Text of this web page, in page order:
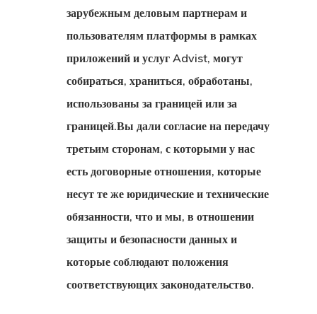
зарубежным деловым партнерам и
пользователям платформы в рамках
приложений и услуг Advist, могут
собираться, храниться, обработаны,
использованы за границей или за
границей.Вы дали согласие на передачу
третьим сторонам, с которыми у нас
есть договорные отношения, которые
несут те же юридические и технические
обязанности, что и мы, в отношении
защиты и безопасности данных и
которые соблюдают положения
соответствующих законодательство.
Программа
Стартап-
Эстонию
Стартап-
Финляндию
Товары
Финляндия
Эстония
Эстония